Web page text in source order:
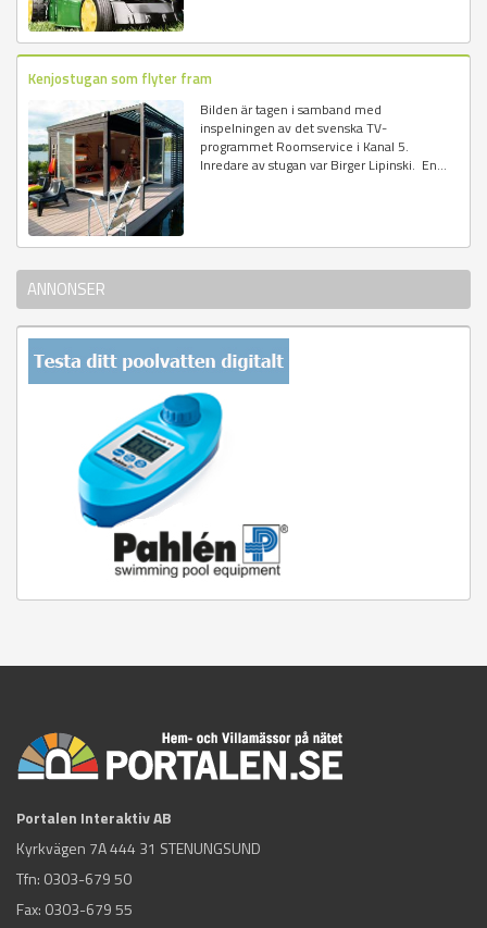
Kenjostugan som flyter fram
Bilden är tagen i samband med
inspelningen av det svenska TV-
programmet Roomservice i Kanal 5.
Inredare av stugan var Birger Lipinski. En...
ANNONSER
Portalen Interaktiv AB
Kyrkvägen 7A 444 31 STENUNGSUND
Tfn: 0303-679 50
Fax: 0303-679 55